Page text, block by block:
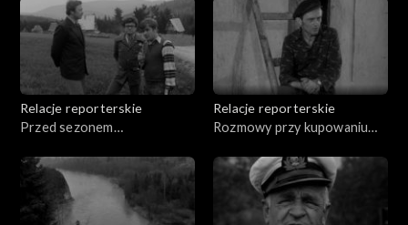
Relacje reporterskie
Przed sezonem
Relacje reporterskie
Rozmowy przy kupowaniu